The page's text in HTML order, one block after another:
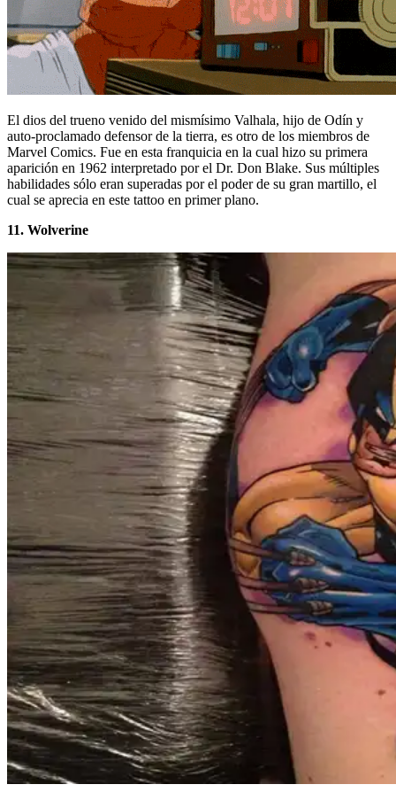
El dios del trueno venido del mismísimo Valhala, hijo de Odín y
auto-proclamado defensor de la tierra, es otro de los miembros de
Marvel Comics. Fue en esta franquicia en la cual hizo su primera
aparición en 1962 interpretado por el Dr. Don Blake. Sus múltiples
habilidades sólo eran superadas por el poder de su gran martillo, el
cual se aprecia en este tattoo en primer plano.
11. Wolverine